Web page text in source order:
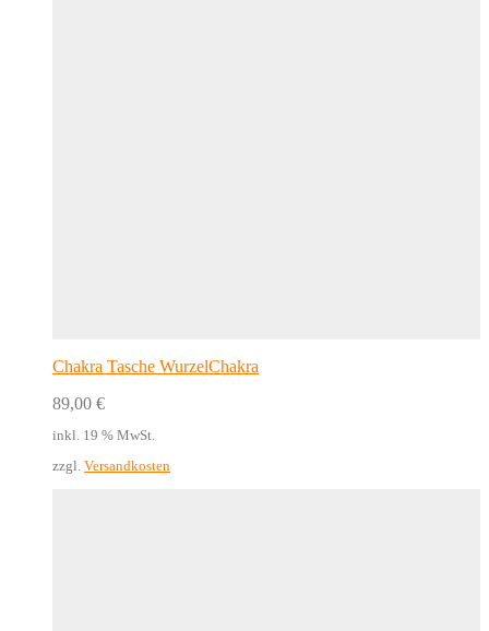
Chakra Tasche WurzelChakra
89,00 €
inkl. 19 % MwSt.
zzgl. Versandkosten